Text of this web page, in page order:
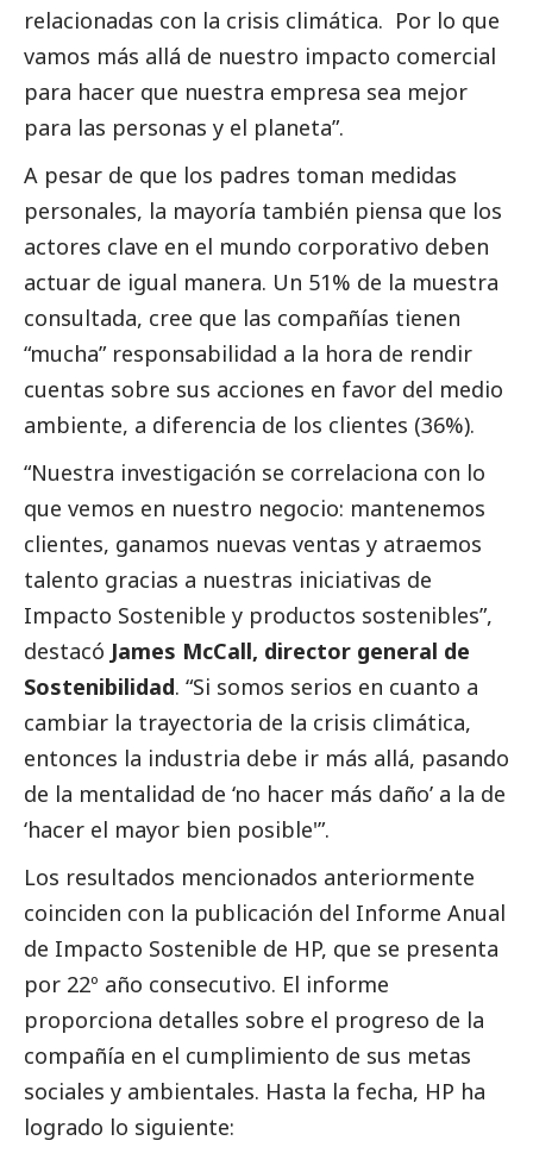
relacionadas con la crisis climática. Por lo que
vamos más allá de nuestro impacto comercial
para hacer que nuestra empresa sea mejor
para las personas y el planeta”.
A pesar de que los padres toman medidas
personales, la mayoría también piensa que los
actores clave en el mundo corporativo deben
actuar de igual manera. Un 51% de la muestra
consultada, cree que las compañías tienen
“mucha” responsabilidad a la hora de rendir
cuentas sobre sus acciones en favor del medio
ambiente, a diferencia de los clientes (36%).
“Nuestra investigación se correlaciona con lo
que vemos en nuestro negocio: mantenemos
clientes, ganamos nuevas ventas y atraemos
talento gracias a nuestras iniciativas de
Impacto Sostenible y productos sostenibles”,
destacó James McCall, director general de
Sostenibilidad. “Si somos serios en cuanto a
cambiar la trayectoria de la crisis climática,
entonces la industria debe ir más allá, pasando
de la mentalidad de ‘no hacer más daño’ a la de
‘hacer el mayor bien posible'”.
Los resultados mencionados anteriormente
coinciden con la publicación del Informe Anual
de Impacto Sostenible de HP, que se presenta
por 22º año consecutivo. El informe
proporciona detalles sobre el progreso de la
compañía en el cumplimiento de sus metas
sociales y ambientales. Hasta la fecha, HP ha
logrado lo siguiente: